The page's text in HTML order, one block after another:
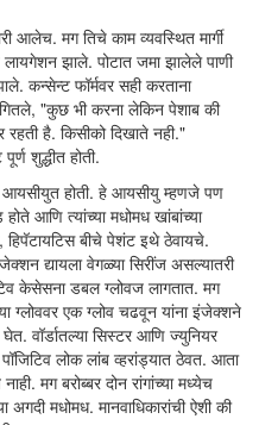
आलेच. मग तिचे काम व्यवस्थित मार्गी
झाले. पोटात जमा झालेले पाणी
कन्सेन्ट फॉर्मवर सही करताना
"कुछ भी करना लेकिन पेशाब की
रहती है. किसीको दिखाते नही."
शुद्धीत होती.
आयसीयुत होती. हे आयसीयु म्हणजे पण
आणि त्यांच्या मधोमध खांबांच्या
हिपॅटायटिस बीचे पेशंट इथे ठेवायचे.
द्यायला वेगळ्या सिरींज असल्यातरी
केसेसना डबल ग्लोवज लागतात. मग
ग्लोववर एक ग्लोव चढवून यांना इंजेक्शने
वॉर्डातल्या सिस्टर आणि ज्युनियर
लोक लांब व्हरांड्यात ठेवत. आता
मग बरोब्बर दोन रांगांच्या मध्येच
मधोमध. मानवाधिकारांची ऐशी की